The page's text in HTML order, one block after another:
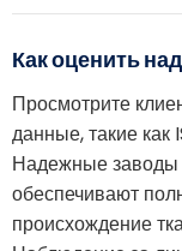
Как оценить
Просмотрите
данные, такие как
Надежные заводы
обеспечивают
происхождение